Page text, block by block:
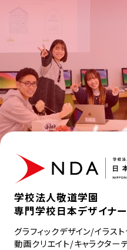
学校法人敬道学園
専門学校日本デザイナー
グラフィックデザイン/イラス
動画クリエイト/キャラクター